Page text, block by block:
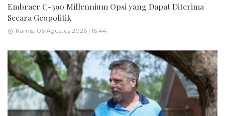
Embraer C-390 Millennium Opsi yang Dapat Diterima
Secara Geopolitik
Kamis, 06 Agustus 2026 | 16:44